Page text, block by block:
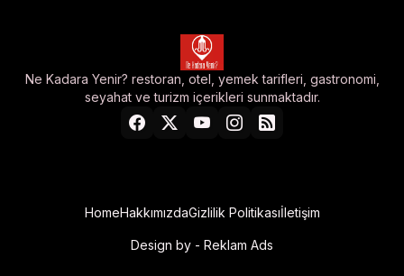
Ne Kadara Yenir? restoran, otel, yemek tarifleri, gastronomi,
seyahat ve turizm içerikleri sunmaktadır.
Design by - Reklam Ads
HomeHakkımızdaGizlilik Politikasıİletişim